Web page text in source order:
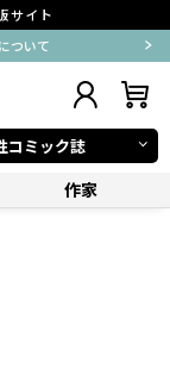
サイト
ついて
コミック誌
作家